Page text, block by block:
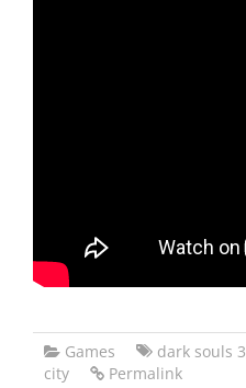
Games dark souls 3
city
Permalink